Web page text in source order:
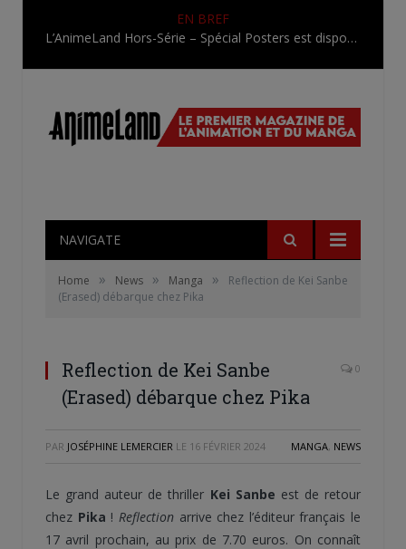
EN BREF
L’AnimeLand Hors-Série – Spécial Posters est disponible !
NAVIGATE
Home » News » Manga »
Reflection de Kei Sanbe
(Erased) débarque chez Pika
Reflection de Kei Sanbe
(Erased) débarque chez Pika
0
PAR JOSÉPHINE LEMERCIER LE 16 FÉVRIER 2024 MANGA, NEWS
Le grand auteur de thriller Kei Sanbe est de retour
chez Pika ! Reflectionarrive chez l’éditeur français le
17 avril prochain, au prix de 7.70 euros. On connaît